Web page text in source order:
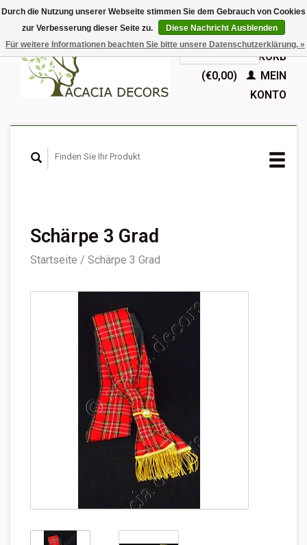
EUR
GBPDeutsch
Nederlands
English
IHR WARENKORB
(€0,00)
MEIN
KONTO
Schärpe 3 Grad
Startseite / Schärpe 3 Grad
Durch die Nutzung unserer Webseite stimmen Sie dem Gebrauch von Cookies
zur Verbesserung dieser Seite zu.
Diese Nachricht Ausblenden
Für weitere Informationen beachten Sie bitte unsere Datenschutzerklärung. »